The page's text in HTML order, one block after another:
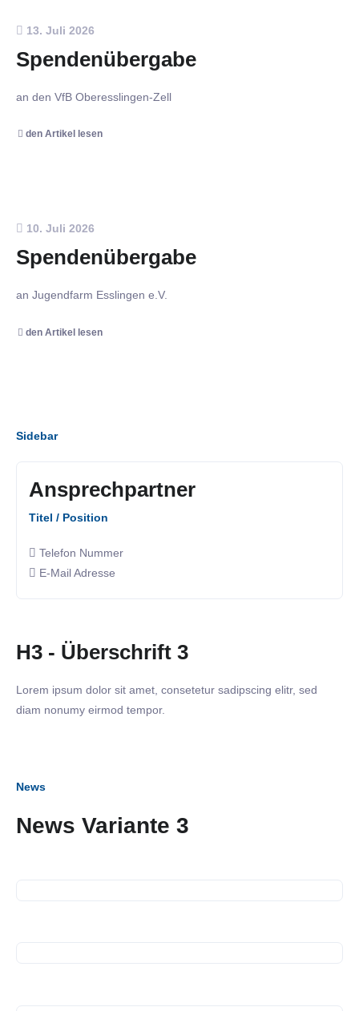
13. Juli 2026
Spendenübergabe
an den VfB Oberesslingen-Zell
den Artikel lesen
10. Juli 2026
Spendenübergabe
an Jugendfarm Esslingen e.V.
den Artikel lesen
Sidebar
Ansprechpartner
Titel / Position
Telefon Nummer
E-Mail Adresse
H3 - Überschrift 3
Lorem ipsum dolor sit amet, consetetur sadipscing elitr, sed
diam nonumy eirmod tempor.
News
News Variante 3